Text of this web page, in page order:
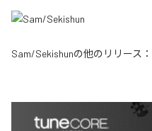
Sam/Sekishunの他のリリース：